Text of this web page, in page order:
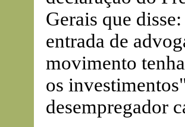
Gerais que
entrada de
movimento
os
desempregador